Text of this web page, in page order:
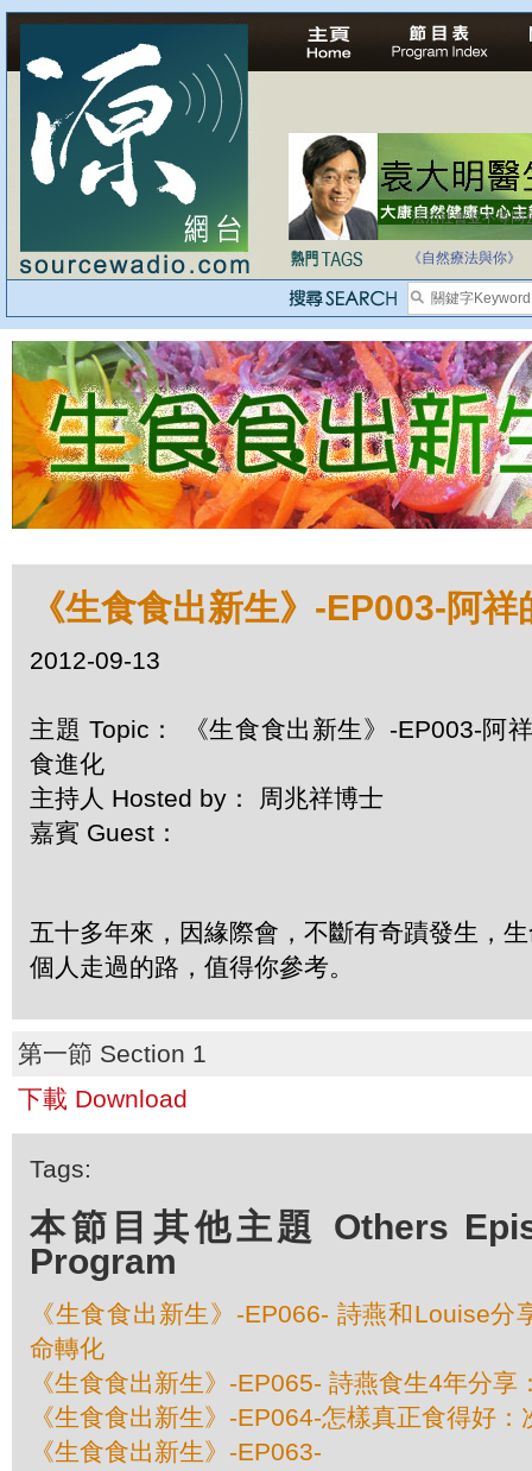
法治社會並不等同
《自然療法與你》
《生食食出新生》-EP003-阿
2012-09-13
主題 Topic： 《生食食出新生》-EP003-阿
食進化
主持人 Hosted by： 周兆祥博士
嘉賓 Guest：
五十多年來，因緣際會，不斷有奇蹟發生，
個人走過的路，值得你參考。
第一節 Section 1
下載 Download
Tags:
本節目其他主題 Others
Program
《生食食出新生》-EP066- 詩燕和Louise分
命轉化
《生食食出新生》-EP065- 詩燕食生4年分享
《生食食出新生》-EP064-怎樣真正食得好：
《生食食出新生》-EP063-